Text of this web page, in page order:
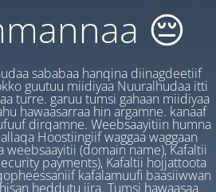
😔
sababaa hanqina diinagdeetiif
guutuu miidiyaa Nuuralhudaa itti
turre. garuu tumsi gahaan miidiyaa
hawaasarraa hin argamne. kanaaf
dirqamne. Weebsaayitiin humna
Hoostiingiif waggaa waggaan
weebsaayitii (domain name), Kafaltii
payments), Kafaltii hojjattoota
kafalamuufi baasiiwwan
heddutu jira. Tumsi hawaasaa